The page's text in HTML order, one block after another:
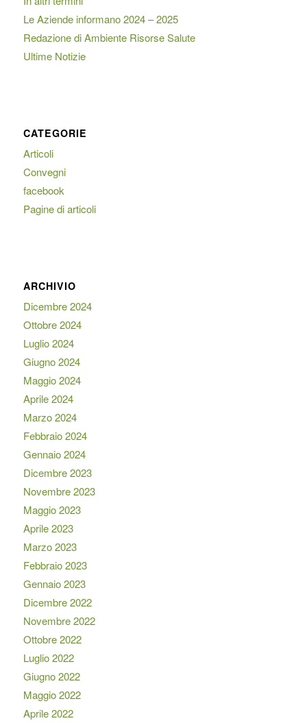
Le Aziende informano 2024 – 2025
Redazione di Ambiente Risorse Salute
Ultime Notizie
CATEGORIE
Articoli
Convegni
facebook
Pagine di articoli
ARCHIVIO
Dicembre 2024
Ottobre 2024
Luglio 2024
Giugno 2024
Maggio 2024
Aprile 2024
Marzo 2024
Febbraio 2024
Gennaio 2024
Dicembre 2023
Novembre 2023
Maggio 2023
Aprile 2023
Marzo 2023
Febbraio 2023
Gennaio 2023
Dicembre 2022
Novembre 2022
Ottobre 2022
Luglio 2022
Giugno 2022
Maggio 2022
Aprile 2022